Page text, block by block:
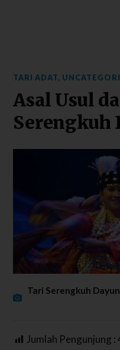
TARI ADAT,
Asal Usul
Serengkuh
Tari Serengkuh
Jumlah Pengunjung :